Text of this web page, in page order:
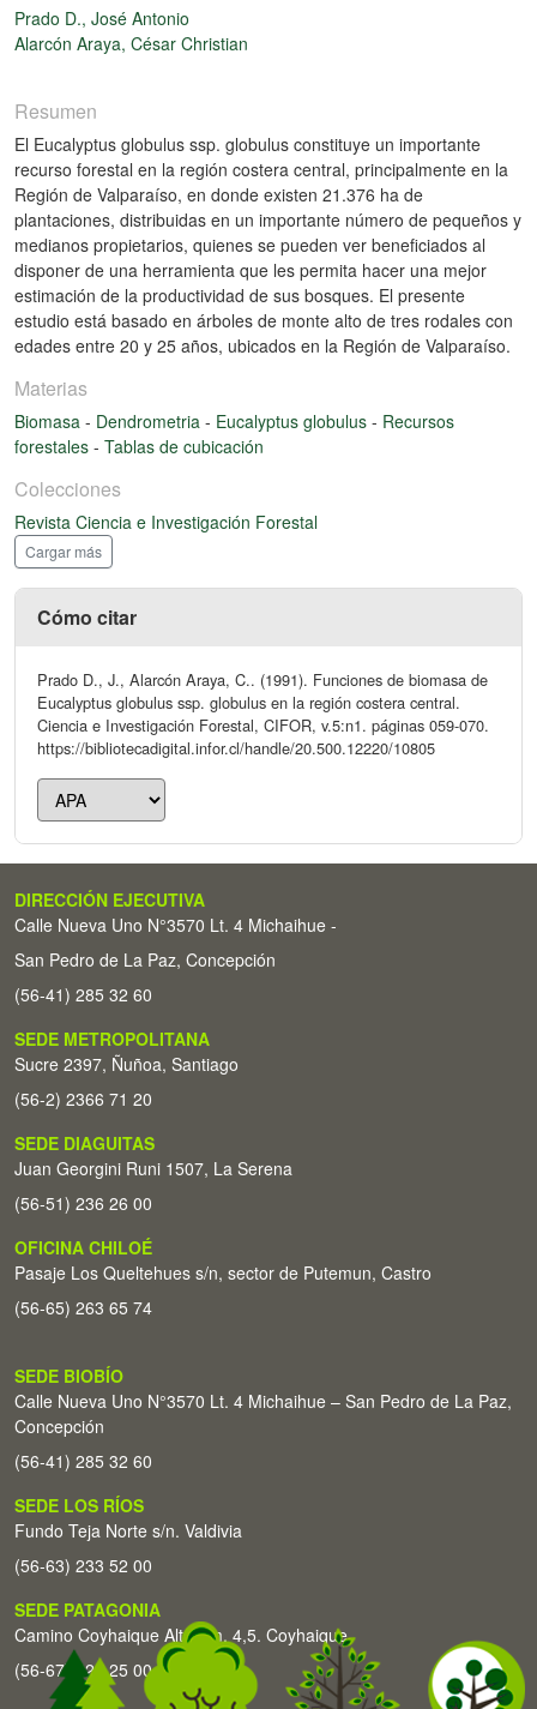
Prado D., José Antonio
Alarcón Araya, César Christian
Resumen
El Eucalyptus globulus ssp. globulus constituye un importante
recurso forestal en la región costera central, principalmente en la
Región de Valparaíso, en donde existen 21.376 ha de
plantaciones, distribuidas en un importante número de pequeños y
medianos propietarios, quienes se pueden ver beneficiados al
disponer de una herramienta que les permita hacer una mejor
estimación de la productividad de sus bosques. El presente
estudio está basado en árboles de monte alto de tres rodales con
edades entre 20 y 25 años, ubicados en la Región de Valparaíso.
Materias
Biomasa - Dendrometria - Eucalyptus globulus - Recursos
forestales - Tablas de cubicación
Colecciones
Revista Ciencia e Investigación Forestal
Cargar más
Cómo citar
Prado D., J., Alarcón Araya, C.. (1991). Funciones de biomasa de
Eucalyptus globulus ssp. globulus en la región costera central.
Ciencia e Investigación Forestal, CIFOR, v.5:n1. páginas 059-070.
https://bibliotecadigital.infor.cl/handle/20.500.12220/10805
DIRECCIÓN EJECUTIVA
Calle Nueva Uno N°3570 Lt. 4 Michaihue -
San Pedro de La Paz, Concepción
(56-41) 285 32 60
SEDE METROPOLITANA
Sucre 2397, Ñuñoa, Santiago
(56-2) 2366 71 20
SEDE DIAGUITAS
Juan Georgini Runi 1507, La Serena
(56-51) 236 26 00
OFICINA CHILOÉ
Pasaje Los Queltehues s/n, sector de Putemun, Castro
(56-65) 263 65 74
SEDE BIOBÍO
Calle Nueva Uno N°3570 Lt. 4 Michaihue – San Pedro de La Paz,
Concepción
(56-41) 285 32 60
SEDE LOS RÍOS
Fundo Teja Norte s/n. Valdivia
(56-63) 233 52 00
SEDE PATAGONIA
Camino Coyhaique Alto Km. 4,5. Coyhaique
(56-67) 226 25 00